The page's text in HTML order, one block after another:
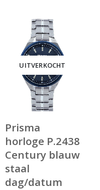
UITVERKOCHT
Prisma
horloge P.2438
Century blauw
staal
dag/datum